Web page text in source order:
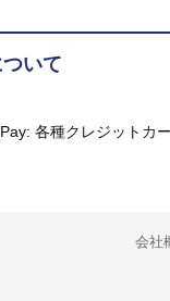
いて
各種クレジットカ
会社